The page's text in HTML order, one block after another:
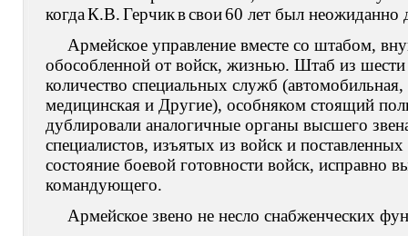
когдаК.В.Герчиквсвои60 лет был неожиданно
Армейское управление вместе со штабом,
обособленной от войск, жизнью. Штаб из шести
количество специальных служб
медицинская и Другие), особняком стоящий
дублировали аналогичные органы высшего
специалистов, изъятых из войск и
состояние боевой готовности войск, исправно
командующего.
Армейское звено не несло снабженческих